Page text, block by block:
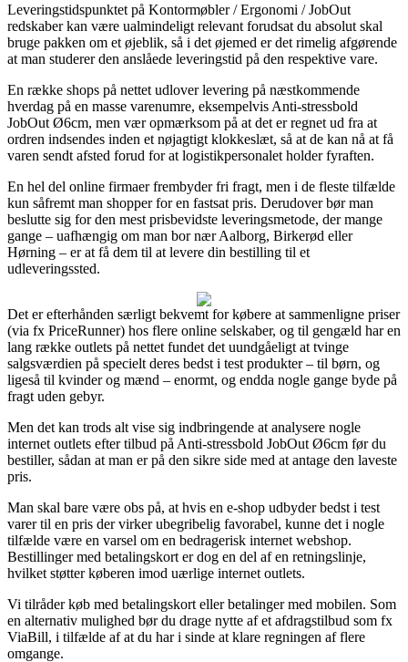
Leveringstidspunktet på Kontormøbler / Ergonomi / JobOut
redskaber kan være ualmindeligt relevant forudsat du absolut skal
bruge pakken om et øjeblik, så i det øjemed er det rimelig afgørende
at man studerer den anslåede leveringstid på den respektive vare.
En række shops på nettet udlover levering på næstkommende
hverdag på en masse varenumre, eksempelvis Anti-stressbold
JobOut Ø6cm, men vær opmærksom på at det er regnet ud fra at
ordren indsendes inden et nøjagtigt klokkeslæt, så at de kan nå at få
varen sendt afsted forud for at logistikpersonalet holder fyraften.
En hel del online firmaer frembyder fri fragt, men i de fleste tilfælde
kun såfremt man shopper for en fastsat pris. Derudover bør man
beslutte sig for den mest prisbevidste leveringsmetode, der mange
gange – uafhængig om man bor nær Aalborg, Birkerød eller
Hørning – er at få dem til at levere din bestilling til et
udleveringssted.
Det er efterhånden særligt bekvemt for købere at sammenligne priser
(via fx PriceRunner) hos flere online selskaber, og til gengæld har en
lang række outlets på nettet fundet det uundgåeligt at tvinge
salgsværdien på specielt deres bedst i test produkter – til børn, og
ligeså til kvinder og mænd – enormt, og endda nogle gange byde på
fragt uden gebyr.
Men det kan trods alt vise sig indbringende at analysere nogle
internet outlets efter tilbud på Anti-stressbold JobOut Ø6cm før du
bestiller, sådan at man er på den sikre side med at antage den laveste
pris.
Man skal bare være obs på, at hvis en e-shop udbyder bedst i test
varer til en pris der virker ubegribelig favorabel, kunne det i nogle
tilfælde være en varsel om en bedragerisk internet webshop.
Bestillinger med betalingskort er dog en del af en retningslinje,
hvilket støtter køberen imod uærlige internet outlets.
Vi tilråder køb med betalingskort eller betalinger med mobilen. Som
en alternativ mulighed bør du drage nytte af et afdragstilbud som fx
ViaBill, i tilfælde af at du har i sinde at klare regningen af flere
omgange.